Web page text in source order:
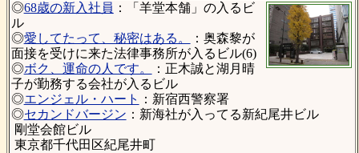
◎68歳の新入社員 ：「羊堂本舗」の入るビ
ル
◎愛してたって、秘密はある。
：奥森黎が
面接を受けに来た法律事務所が入るビル(6)
◎ボク、運命の人です。
：正木誠と湖月晴
子が勤務する会社が入るビル
◎エンジェル・ハート
：新宿西警察署
◎セカンドバージン ：新海社が入ってる新紀尾井ビル
剛堂会館ビル
東京都千代田区紀尾井町